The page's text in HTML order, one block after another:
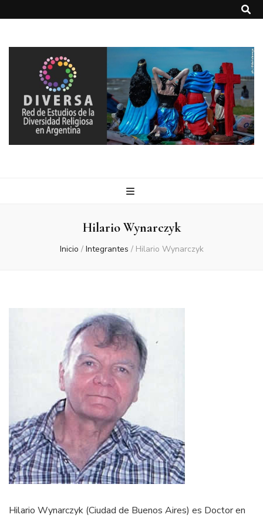
Hilario Wynarczyk
Inicio / Integrantes / Hilario Wynarczyk
Hilario Wynarczyk (Ciudad de Buenos Aires) es Doctor en